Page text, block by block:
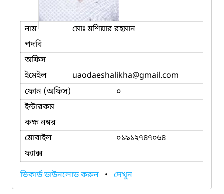
নাম
মোঃ মশিয়ার রহমান
পদবি
অফিস
ইমেইল
uaodaeshalikha@gmail.com
ফোন (অফিস)
০
ইন্টারকম
কক্ষ নম্বর
মোবাইল
০১৯১২৭৪৭০৬৪
ফ্যাক্স
ভিকার্ড ডাউনলোড করুন • দেখুন